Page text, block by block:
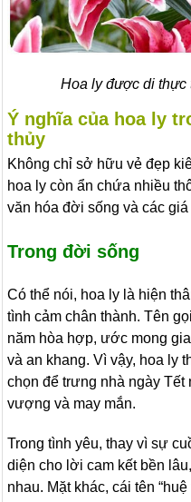
Hoa ly được di thực
Ý nghĩa của hoa ly
thủy
Không chỉ sở hữu vẻ đẹp
hoa ly còn ẩn chứa nhiều
văn hóa đời sống và các
Trong đời sống
Có thể nói, hoa ly là hiện
tình cảm chân thành. Tên
năm hòa hợp, ước mong
và an khang. Vì vậy, hoa ly
chọn để trưng nhà ngày
vượng và may mắn.
Trong tình yêu, thay vì sự
diện cho lời cam kết bền
nhau. Mặt khác, cái tên